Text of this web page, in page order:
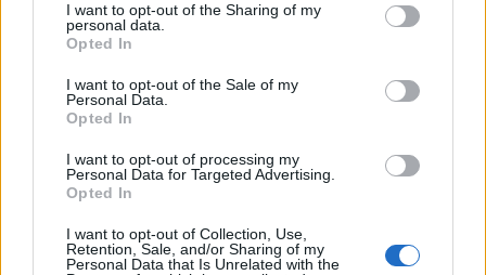
I want to opt-out of the Sharing of my
personal data.
Opted In
I want to opt-out of the Sale of my
Personal Data.
Opted In
I want to opt-out of processing my
Personal Data for Targeted Advertising.
Opted In
I want to opt-out of Collection, Use,
Retention, Sale, and/or Sharing of my
Personal Data that Is Unrelated with the